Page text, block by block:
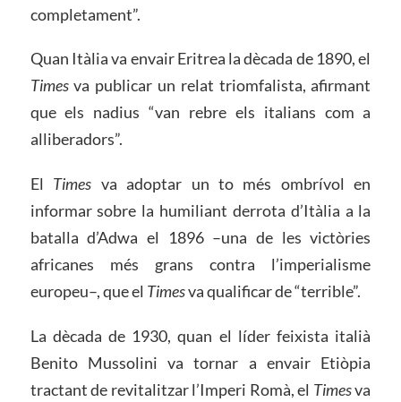
completament”.
Quan Itàlia va envair Eritrea la dècada de 1890, el
Timesva publicar un relat triomfalista, afirmant
que els nadius “van rebre els italians com a
alliberadors”.
El Times va adoptar un to més ombrívol en
informar sobre la humiliant derrota d’Itàlia a la
batalla d’Adwa el 1896 –una de les victòries
africanes més grans contra l’imperialisme
europeu–, que el Timesva qualificar de “terrible”.
La dècada de 1930, quan el líder feixista italià
Benito Mussolini va tornar a envair Etiòpia
tractant de revitalitzar l’Imperi Romà, el Timesva